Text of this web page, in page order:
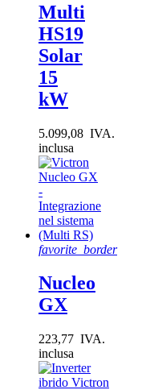
Multi
HS19
Solar
15
kW
5.099,08 IVA.
inclusa
favorite_border
Nucleo
GX
223,77 IVA.
inclusa